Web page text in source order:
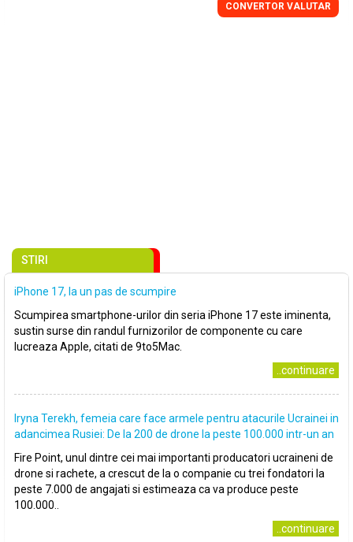
CONVERTOR VALUTAR
STIRI
iPhone 17, la un pas de scumpire
Scumpirea smartphone-urilor din seria iPhone 17 este iminenta,
sustin surse din randul furnizorilor de componente cu care
lucreaza Apple, citati de 9to5Mac.
..continuare
Iryna Terekh, femeia care face armele pentru atacurile Ucrainei in
adancimea Rusiei: De la 200 de drone la peste 100.000 intr-un an
Fire Point, unul dintre cei mai importanti producatori ucraineni de
drone si rachete, a crescut de la o companie cu trei fondatori la
peste 7.000 de angajati si estimeaza ca va produce peste
100.000..
..continuare